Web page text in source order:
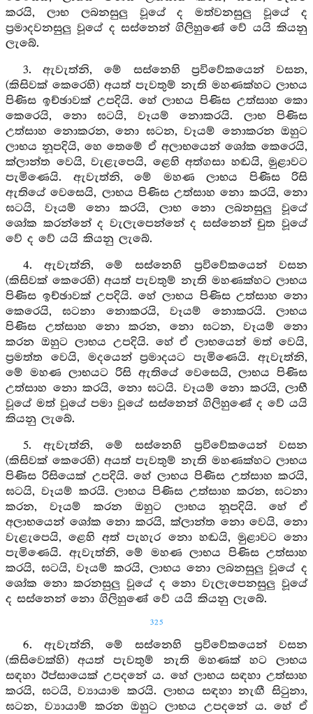
කරයි, ලාභ ලබනසුලු වූයේ ද මත්වනසුලු වූයේ ද
ප්‍රමාදවනසුලු වූයේ ද සස්නෙන් ගිලිහුණේ වේ යයි කියනු
ලැබේ.
3. ඇවැත්නි, මේ සස්නෙහි ප්‍රවිවේකයෙන් වසන,
(කිසිවක් කෙරෙහි) අයත් පැවතුම් නැති මහණක්හට ලාභය
පිණිස ඉච්ඡාවක් උපදියි. හේ ලාභය පිණිස උත්සාහ කො
කෙරෙයි, නො ඝටයි, වෑයම් නොකරයි. ලාභ පිණිස
උත්සාහ නොකරන, නො ඝටන, වෑයම් නොකරන ඔහුට
ලාභය නූපදියි, හෙ තෙමේ ඒ අලාභයෙන් ශෝක කෙරෙයි,
ක්ලාන්ත වෙයි, වැළැපෙයි, ළෙහි අත්ගසා හඬයි, මුළාවට
පැමිණෙයි. ඇවැත්නි, මේ මහණ ලාභය පිණිස රිසි
ඇතියේ වෙසෙයි, ලාභය පිණිස උත්සාහ නො කරයි, නො
ඝටයි, වෑයම් නො කරයි, ලාභ නො ලබනසුලු වූයේ
ශෝක කරන්නේ ද වැලැපෙන්නේ ද සස්නෙන් චුත වූයේ
වේ ද වේ යයි කියනු ලැබේ.
4. ඇවැත්නි, මේ සස්නෙහි ප්‍රවිවේකයෙන් වසන
(කිසිවක් කෙරෙහි) අයත් පැවතුම් නැති මහණක්හට ලාභය
පිණිස ඉච්ඡාවක් උපදියි. හේ ලාභය පිණිස උත්සාහ නො
කෙරෙයි, ඝටනා නොකරයි, වෑයම් නොකරයි. ලාභය
පිණිස උත්සාහ නො කරන, නො ඝටන, වෑයම් නො
කරන ඔහුට ලාභය උපදියි. හේ ඒ ලාභයෙන් මත් වෙයි,
ප්‍රමත්ත වෙයි, මදයෙන් ප්‍රමාදයට පැමිණෙයි. ඇවැත්නි,
මේ මහණ ලාභයට රිසි ඇතියේ වෙසෙයි, ලාභය පිණිස
උත්සාහ නො කරයි, නො ඝටයි. වෑයම් නො කරයි, ලාභී
වූයේ මත් වූයේ පමා වූයේ සස්නෙන් ගිලිහුණේ ද වේ යයි
කියනු ලැබේ.
5. ඇවැත්නි, මේ සස්නෙහි ප්‍රවිවේකයෙන් වසන
(කිසිවක් කෙරෙහි) අයත් පැවතුම් නැති මහණක්හට ලාභය
පිණිස රිසියෙක් උපදියි. හේ ලාභය පිණිස උත්සාහ කරයි,
ඝටයි, වෑයම් කරයි. ලාභය පිණිස උත්සාහ කරන, ඝටනා
කරන, වෑයම් කරන ඔහුට ලාභය නූපදියි. හේ ඒ
අලාභයෙන් ශෝක නො කරයි, ක්ලාන්ත නො වෙයි, නො
වැළැපෙයි, ළෙහි අත් පැහැර නො හඬයි, මුළාවට නො
පැමිණෙයි. ඇවැත්නි, මේ මහණ ලාභය පිණිස උත්සාහ
කරයි, ඝටයි, වෑයම් කරයි, ලාභය නො ලබනසුලු වූයේ ද
ශෝක නො කරනසුලු වූයේ ද නො වැලැපෙනසුලු වූයේ
ද සස්නෙන් නො ගිලිහුණේ වේ යයි කියනු ලැබේ.
325
6. ඇවැත්නි, මේ සස්නෙහි ප්‍රවිවේකයෙන් වසන
(කිසිවෙක්හි) අයත් පැවතුම් නැති මහණක් හට ලාභය
සඳහා ඊප්සායෙක් උපදනේ ය. හේ ලාභය සඳහා උත්සාහ
කරයි, ඝටයි, ව්‍යායාම කරයි. ලාභය සඳහා නැඟී සිටුනා,
ඝටන, ව්‍යායාම් කරන ඔහුට ලාභය උපදනේ ය. හේ ඒ